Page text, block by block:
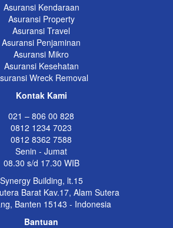
Asuransi Kendaraan
Asuransi Property
Asuransi Travel
Asuransi Penjaminan
Asuransi Mikro
Asuransi Kesehatan
Wreck Removal
Kontak Kami
021 – 806 00 828
0812 1234 7023
0812 8362 7588
Senin - Jumat
08.30 s/d 17.30 WIB
Synergy Building, lt.15
Barat Kav.17, Alam Sutera
Banten 15143 - Indonesia
Bantuan